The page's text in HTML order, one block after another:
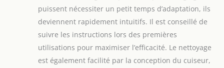
puissent nécessiter un petit temps d’adaptation, ils
deviennent rapidement intuitifs. Il est conseillé de
suivre les instructions lors des premières
utilisations pour maximiser l’efficacité. Le nettoyage
est également facilité par la conception du cuiseur,